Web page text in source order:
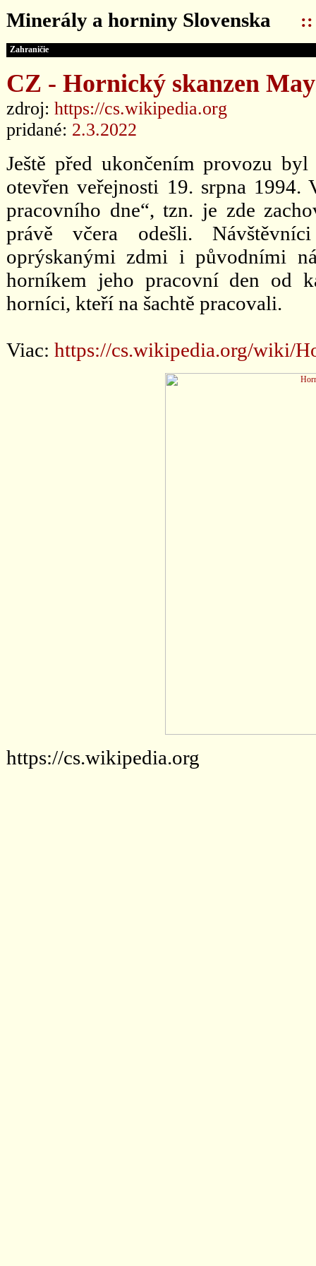
Minerály a horniny Slovenska ::
Zahraničie
CZ - Hornický skanzen
zdroj: https://cs.wikipedia.org
pridané: 2.3.2022
Ještě před ukončením provozu
otevřen veřejnosti 19. srpna
pracovního dne“, tzn. je zde
právě včera odešli.
oprýskanými zdmi i původními
horníkem jeho pracovní den od
horníci, kteří na šachtě pracovali.
Viac: https://cs.wikipedia.org/wiki/
https://cs.wikipedia.org